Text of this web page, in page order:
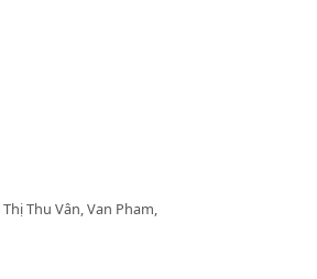
Thu Vân, Van Pham,